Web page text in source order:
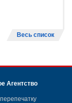
Весь список
Агентство